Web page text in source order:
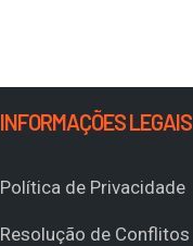
INFORMAÇÕES LEGAIS
Política de Privacidade
Resolução de Conflitos